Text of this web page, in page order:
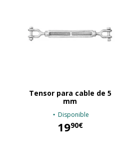
Tensor para cable de 5
mm
Disponible
1990€